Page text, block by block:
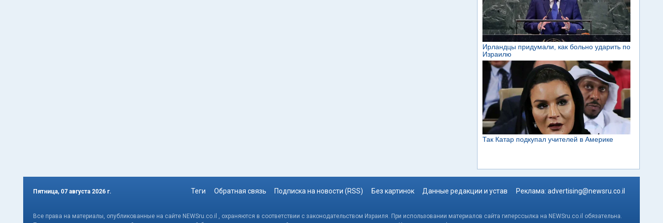
Пятница, 07 августа 2026 г. Теги Обратная связь Подписка на новости (RSS) Без картинок Данные редакции и устав Реклама: advertising@newsru.co.il
Все права на материалы, опубликованные на сайте NEWSru.co.il , охраняются в соответствии с законодательством Израиля. При использовании материалов сайта гиперссылка на NEWSru.co.il обязательна.